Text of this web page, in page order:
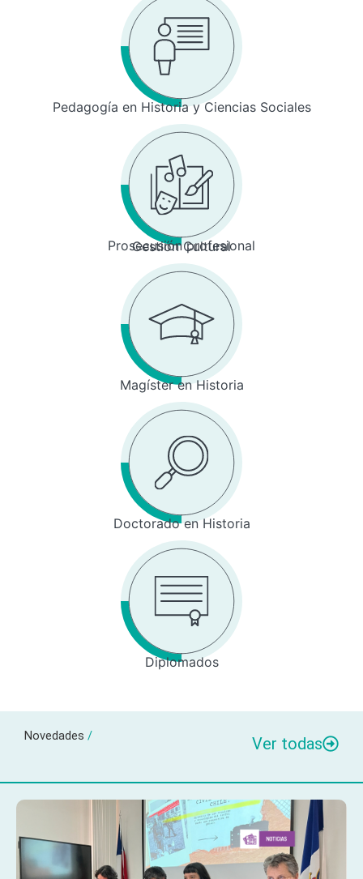
Pedagogía en Historia y Ciencias Sociales
Prosecusión profesional
Gestión Cultural
Magíster en Historia
Doctorado en Historia
Diplomados
Novedades / Ver todas